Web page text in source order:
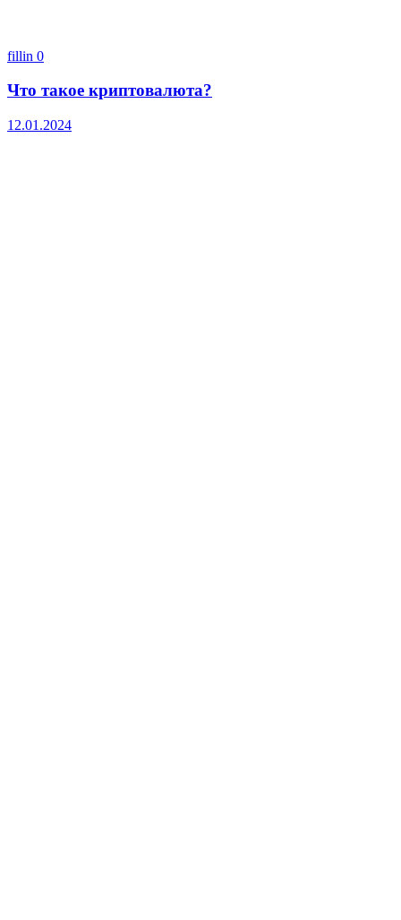
fillin 0
Что такое криптовалюта?
12.01.2024